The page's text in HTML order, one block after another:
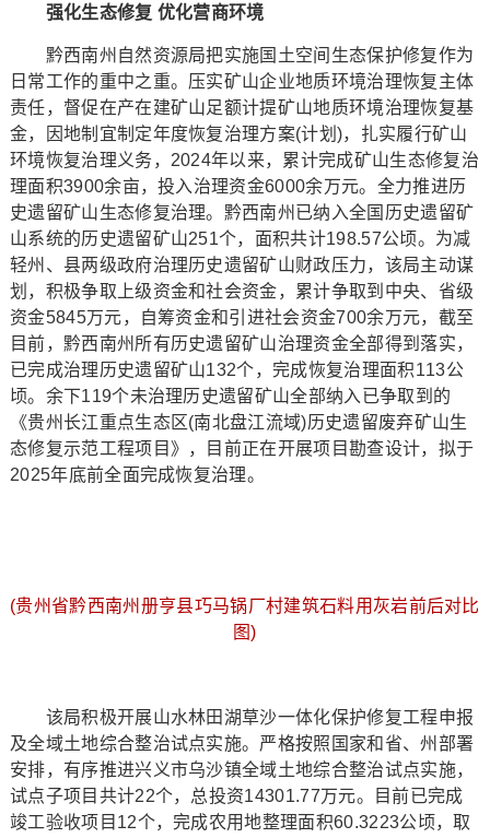
强化生态修复 优化营商环境
黔西南州自然资源局把实施国土空间生态保护修复作为
日常工作的重中之重。压实矿山企业地质环境治理恢复主体
责任，督促在产在建矿山足额计提矿山地质环境治理恢复基
金，因地制宜制定年度恢复治理方案(计划)，扎实履行矿山
环境恢复治理义务，2024年以来，累计完成矿山生态修复治
理面积3900余亩，投入治理资金6000余万元。全力推进历
史遗留矿山生态修复治理。黔西南州已纳入全国历史遗留矿
山系统的历史遗留矿山251个，面积共计198.57公顷。为减
轻州、县两级政府治理历史遗留矿山财政压力，该局主动谋
划，积极争取上级资金和社会资金，累计争取到中央、省级
资金5845万元，自筹资金和引进社会资金700余万元，截至
目前，黔西南州所有历史遗留矿山治理资金全部得到落实，
已完成治理历史遗留矿山132个，完成恢复治理面积113公
顷。余下119个未治理历史遗留矿山全部纳入已争取到的
《贵州长江重点生态区(南北盘江流域)历史遗留废弃矿山生
态修复示范工程项目》，目前正在开展项目勘查设计，拟于
2025年底前全面完成恢复治理。
(贵州省黔西南州册亨县巧马锅厂村建筑石料用灰岩前后对比
图)
该局积极开展山水林田湖草沙一体化保护修复工程申报
及全域土地综合整治试点实施。严格按照国家和省、州部署
安排，有序推进兴义市乌沙镇全域土地综合整治试点实施，
试点子项目共计22个，总投资14301.77万元。目前已完成
竣工验收项目12个，完成农用地整理面积60.3223公顷，取